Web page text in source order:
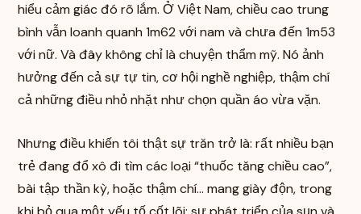
hiểu cảm giác đó rõ lắm. Ở Việt Nam, chiều cao trung
bình vẫn loanh quanh 1m62 với nam và chưa đến 1m53
với nữ. Và đây không chỉ là chuyện thẩm mỹ. Nó ảnh
hưởng đến cả sự tự tin, cơ hội nghề nghiệp, thậm chí
cả những điều nhỏ nhặt như chọn quần áo vừa vặn.
Nhưng điều khiến tôi thật sự trăn trở là: rất nhiều bạn
trẻ đang đổ xô đi tìm các loại “thuốc tăng chiều cao”,
bài tập thần kỳ, hoặc thậm chí… mang giày độn, trong